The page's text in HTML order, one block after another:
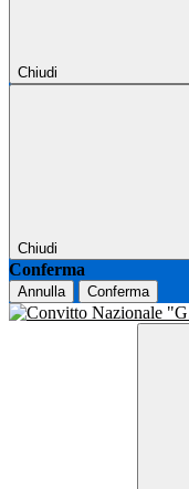
Chiudi
Chiudi
Conferma
Annulla Conferma